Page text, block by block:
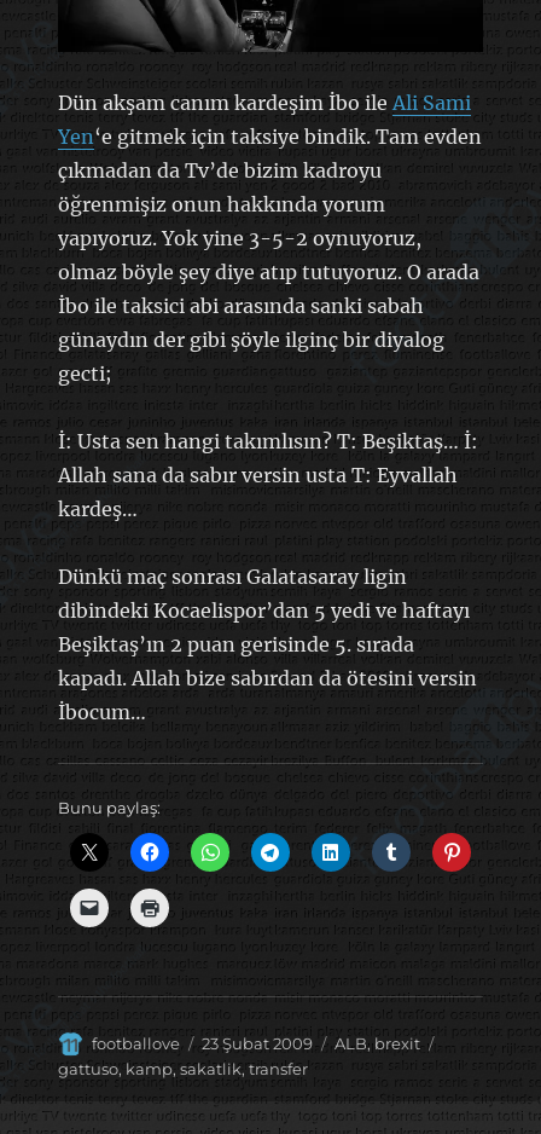
Dün akşam canım kardeşim İbo ileAli Sami
Yen‘e gitmek için taksiye bindik. Tam evden
çıkmadan da Tv’de bizim kadroyu
öğrenmişiz onun hakkında yorum
yapıyoruz. Yok yine 3-5-2 oynuyoruz,
olmaz böyle şey diye atıp tutuyoruz. O arada
İbo ile taksici abi arasında sanki sabah
günaydın der gibi şöyle ilginç bir diyalog
gecti;
İ: Usta sen hangi takımlısın? T: Beşiktaş… İ:
Allah sana da sabır versin usta T: Eyvallah
kardeş…
Dünkü maç sonrası Galatasaray ligin
dibindeki Kocaelispor’dan 5 yedi ve haftayı
Beşiktaş’ın 2 puan gerisinde 5. sırada
kapadı. Allah bize sabırdan da ötesini versin
İbocum…
Bunu paylaş:
Yazar
footballove
Yayın
tarihi
23 Şubat 2009 Kategoriler
ALB, brexit
gattuso, kamp, sakatlik, transfer